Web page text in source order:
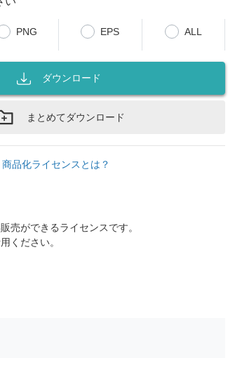
PNG EPS ALL
ダウンロード
まとめてダウンロード
商品化ライセンスとは？
売ができるライセンスです。
ください。